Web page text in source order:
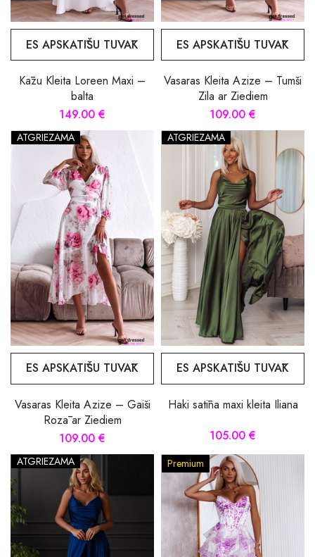
ES APSKATĪŠU TUVĀK
Kāzu Kleita Loreen Maxi –
balta
149.00 €
ES APSKATĪŠU TUVĀK
Vasaras Kleita Azize – Tumši
Zila ar Ziediem
109.00 €
ATGRIEZAMA
ES APSKATĪŠU TUVĀK
Vasaras Kleita Azize – Gaiši
Rozā ar Ziediem
109.00 €
ATGRIEZAMA
ES APSKATĪŠU TUVĀK
Haki satīna maxi kleita Iliana
105.00 €
ATGRIEZAMA Premium